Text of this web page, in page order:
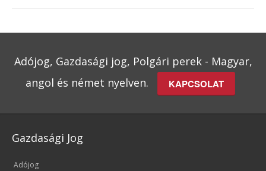
Adójog, Gazdasági jog, Polgári perek - Magyar,
angol és német nyelven.
KAPCSOLAT
Gazdasági Jog
Adójog